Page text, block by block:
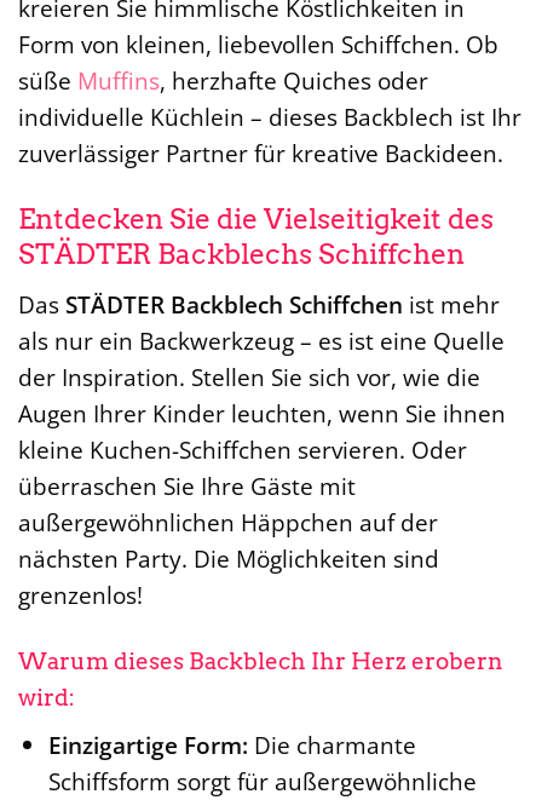
kreieren Sie himmlische Köstlichkeiten in
Form von kleinen, liebevollen Schiffchen. Ob
süße Muffins, herzhafte Quiches oder
individuelle Küchlein – dieses Backblech ist Ihr
zuverlässiger Partner für kreative Backideen.
Entdecken Sie die Vielseitigkeit des
STÄDTER Backblechs Schiffchen
Das STÄDTER Backblech Schiffchen ist mehr
als nur ein Backwerkzeug – es ist eine Quelle
der Inspiration. Stellen Sie sich vor, wie die
Augen Ihrer Kinder leuchten, wenn Sie ihnen
kleine Kuchen-Schiffchen servieren. Oder
überraschen Sie Ihre Gäste mit
außergewöhnlichen Häppchen auf der
nächsten Party. Die Möglichkeiten sind
grenzenlos!
Warum dieses Backblech Ihr Herz erobern
wird:
Einzigartige Form: Die charmante
Schiffsform sorgt für außergewöhnliche